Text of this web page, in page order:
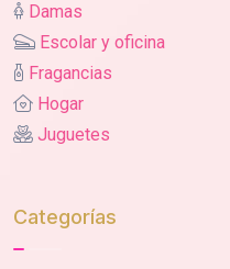
Damas
Escolar y oficina
Fragancias
Hogar
Juguetes
Categorías